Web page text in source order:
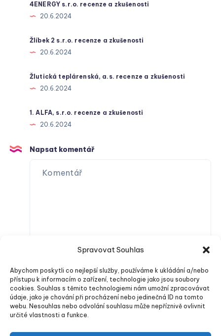
Spravovat Souhlas
Abychom poskytli co nejlepší služby, používáme k ukládání a/nebo
přístupu k informacím o zařízení, technologie jako jsou soubory
cookies. Souhlas s těmito technologiemi nám umožní zpracovávat
údaje, jako je chování při procházení nebo jedinečná ID na tomto
webu. Nesouhlas nebo odvolání souhlasu může nepříznivě ovlivnit
určité vlastnosti a funkce.
4ENERGY s.r.o. recenze a zkušenosti
20.6.2024
Žlíbek 2 s.r.o. recenze a zkušenosti
20.6.2024
Žlutická teplárenská, a.s. recenze a zkušenosti
20.6.2024
1. ALFA, s.r.o. recenze a zkušenosti
20.6.2024
Napsat komentář